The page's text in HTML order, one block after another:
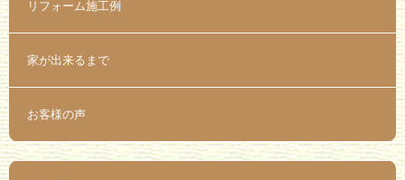
リフォーム施工例
家が出来るまで
お客様の声